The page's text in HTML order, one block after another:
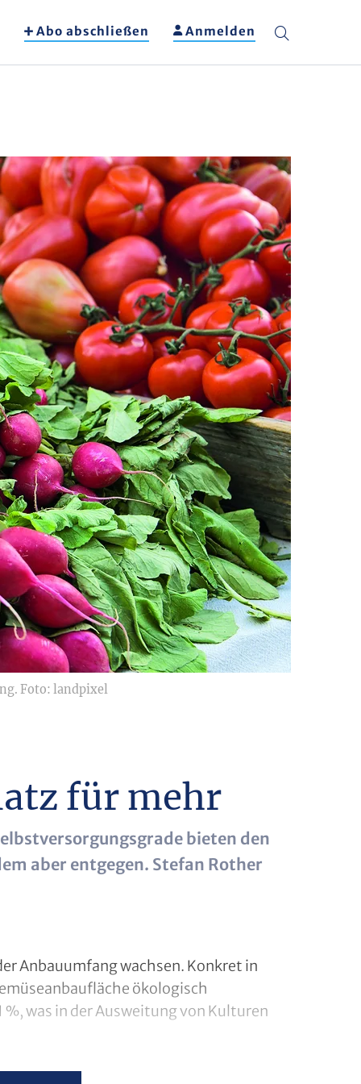
Abo abschließen Anmelden
Foto: landpixel
für mehr
bieten den
aber entgegen. Stefan Rother
Anbauumfang wachsen. Konkret in
ökologisch
was in der Ausweitung von Kulturen